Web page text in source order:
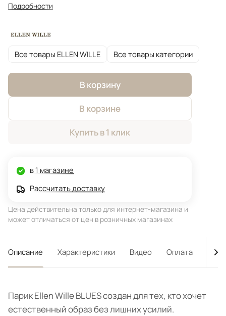
Подробности
Все товары ELLEN WILLE Все товары категории
В корзину
В корзине
Купить в 1 клик
в 1 магазине
Рассчитать доставку
Цена действительна только для интернет-магазина и
может отличаться от цен в розничных магазинах
Описание Характеристики Видео Оплата
Парик Ellen Wille BLUES создан для тех, кто хочет
естественный образ без лишних усилий.